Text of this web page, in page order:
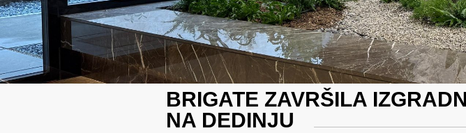
BRIGATE ZAVRŠILA
NA DEDINJU